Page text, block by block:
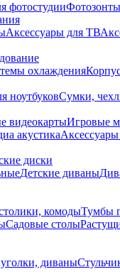
фотостудии
Аксессуары для ТВ
охлаждения
ноутбуковСумки,
видеокартыИгровые
акустика
диски
Детские диваны
комодыТумбы
Садовые столы
диваны